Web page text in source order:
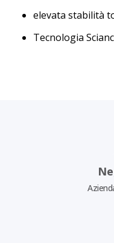
elevata stabilità
Tecnologia